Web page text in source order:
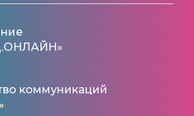
коммуникаций